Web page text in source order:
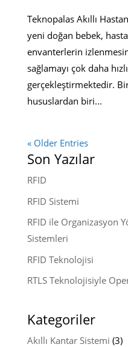
Teknopalas Akıllı
yeni doğan bebek,
envanterlerin
sağlamayı çok daha
gerçekleştirmektedir.
hususlardan biri...
« Older Entries
Son Yazılar
RFID
RFID Sistemi
RFID ile Organizasyon
Sistemleri
RFID Teknolojisi
RTLS Teknolojisiyle
Kategoriler
Akıllı Kantar Sistemi (3)